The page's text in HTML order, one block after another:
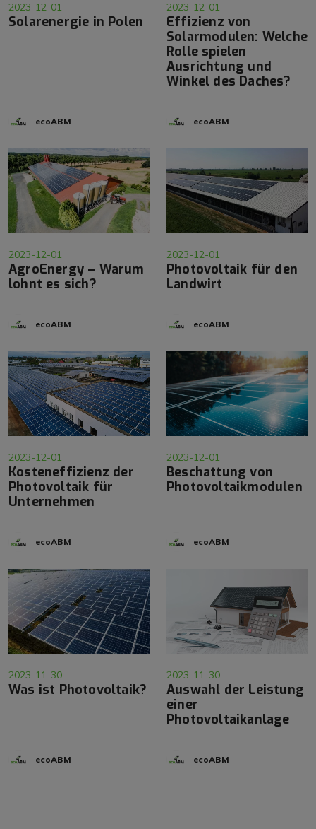
2023-12-01
Solarenergie in Polen
ecoABM
2023-12-01
Effizienz von
Solarmodulen: Welche
Rolle spielen
Ausrichtung und
Winkel des Daches?
ecoABM
2023-12-01
AgroEnergy – Warum
lohnt es sich?
ecoABM
2023-12-01
Photovoltaik für den
Landwirt
ecoABM
2023-12-01
Kosteneffizienz der
Photovoltaik für
Unternehmen
ecoABM
2023-12-01
Beschattung von
Photovoltaikmodulen
ecoABM
2023-11-30
Was ist Photovoltaik?
ecoABM
2023-11-30
Auswahl der Leistung
einer
Photovoltaikanlage
ecoABM